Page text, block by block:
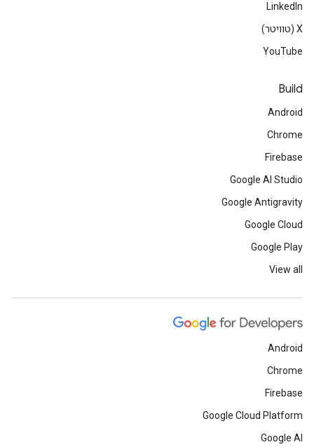
LinkedIn
‫X (טוויטר)
YouTube
Build
Android
Chrome
Firebase
Google AI Studio
Google Antigravity
Google Cloud
Google Play
View all
Android
Chrome
Firebase
Google Cloud Platform
Google AI